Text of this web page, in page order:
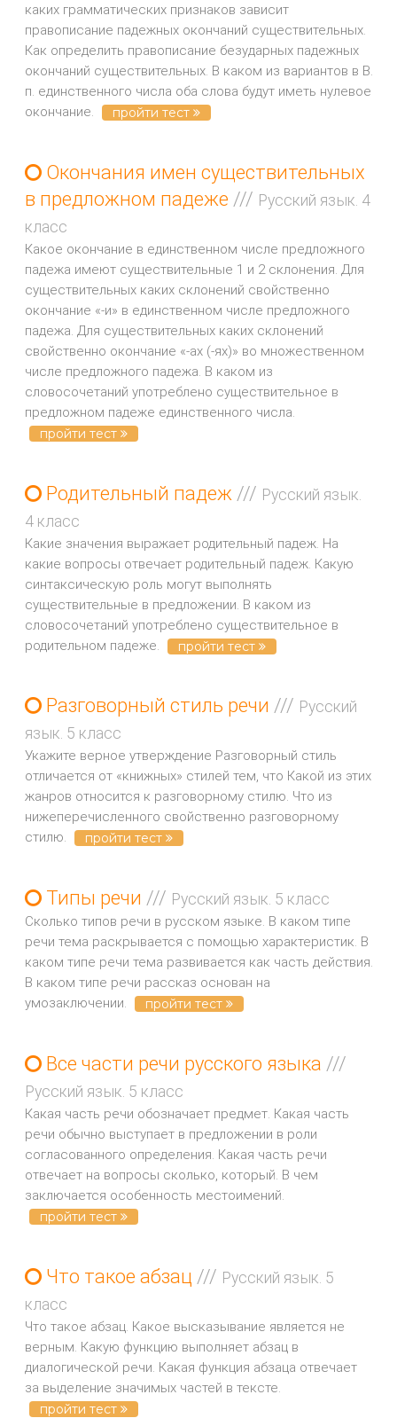
каких грамматических признаков зависит
правописание падежных окончаний существительных.
Как определить правописание безударных падежных
окончаний существительных. В каком из вариантов в В.
п. единственного числа оба слова будут иметь нулевое
окончание.
пройти тест
Окончания имен существительных
в предложном падеже /// Русский язык. 4
класс
Какое окончание в единственном числе предложного
падежа имеют существительные 1 и 2 склонения. Для
существительных каких склонений свойственно
окончание «-и» в единственном числе предложного
падежа. Для существительных каких склонений
свойственно окончание «-ах (-ях)» во множественном
числе предложного падежа. В каком из
словосочетаний употреблено существительное в
предложном падеже единственного числа.
пройти тест
Родительный падеж /// Русский язык.
4 класс
Какие значения выражает родительный падеж. На
какие вопросы отвечает родительный падеж. Какую
синтаксическую роль могут выполнять
существительные в предложении. В каком из
словосочетаний употреблено существительное в
родительном падеже.
пройти тест
Разговорный стиль речи /// Русский
язык. 5 класс
Укажите верное утверждение Разговорный стиль
отличается от «книжных» стилей тем, что Какой из этих
жанров относится к разговорному стилю. Что из
нижеперечисленного свойственно разговорному
стилю.
пройти тест
Типы речи /// Русский язык. 5 класс
Сколько типов речи в русском языке. В каком типе
речи тема раскрывается с помощью характеристик. В
каком типе речи тема развивается как часть действия.
В каком типе речи рассказ основан на
умозаключении.
пройти тест
Все части речи русского языка ///
Русский язык. 5 класс
Какая часть речи обозначает предмет. Какая часть
речи обычно выступает в предложении в роли
согласованного определения. Какая часть речи
отвечает на вопросы сколько, который. В чем
заключается особенность местоимений.
пройти тест
Что такое абзац /// Русский язык. 5
класс
Что такое абзац. Какое высказывание является не
верным. Какую функцию выполняет абзац в
диалогической речи. Какая функция абзаца отвечает
за выделение значимых частей в тексте.
пройти тест